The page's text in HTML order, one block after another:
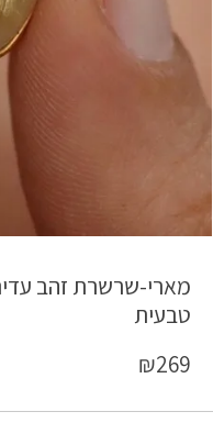
מארי-שרשרת זהב
טבעית
₪269